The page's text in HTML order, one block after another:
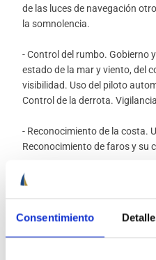
Consentimiento
de las luces de navegación
la somnolencia.
- Control del rumbo. Gobierno
estado de la mar y viento, del
visibilidad. Uso del piloto
Control de la derrota.
- Reconocimiento de la costa.
Reconocimiento de faros y su
- Seguimiento de los partes
detección y prevención de
estado de la mar: variación en